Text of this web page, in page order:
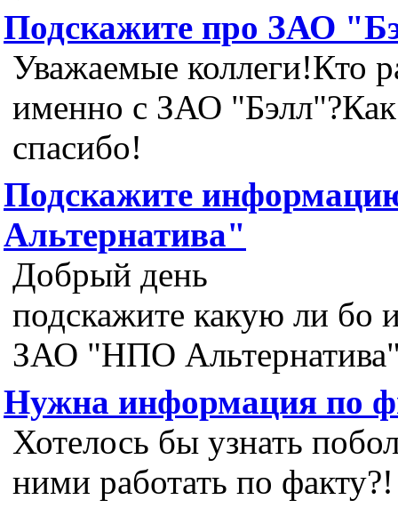
Подскажите про ЗАО
Уважаемые коллеги!Кто
именно с ЗАО "Бэлл"?Как
спасибо!
Подскажите
Альтернатива"
Добрый день
подскажите какую ли
ЗАО "НПО
Нужна информация по
Хотелось бы узнать
ними работать по факту?!